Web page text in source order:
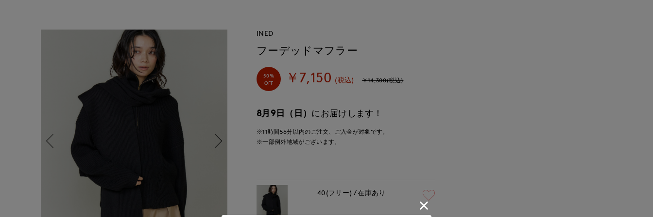
INED
フーデッドマフラー
50%
OFF
￥7,150 (税込) ￥14,300(税込)
8月9日（日） にお届けします！
※11時間 56分以内のご注文、ご入金が対象です。
※一部例外地域がございます。
40(フリー) 在庫あり